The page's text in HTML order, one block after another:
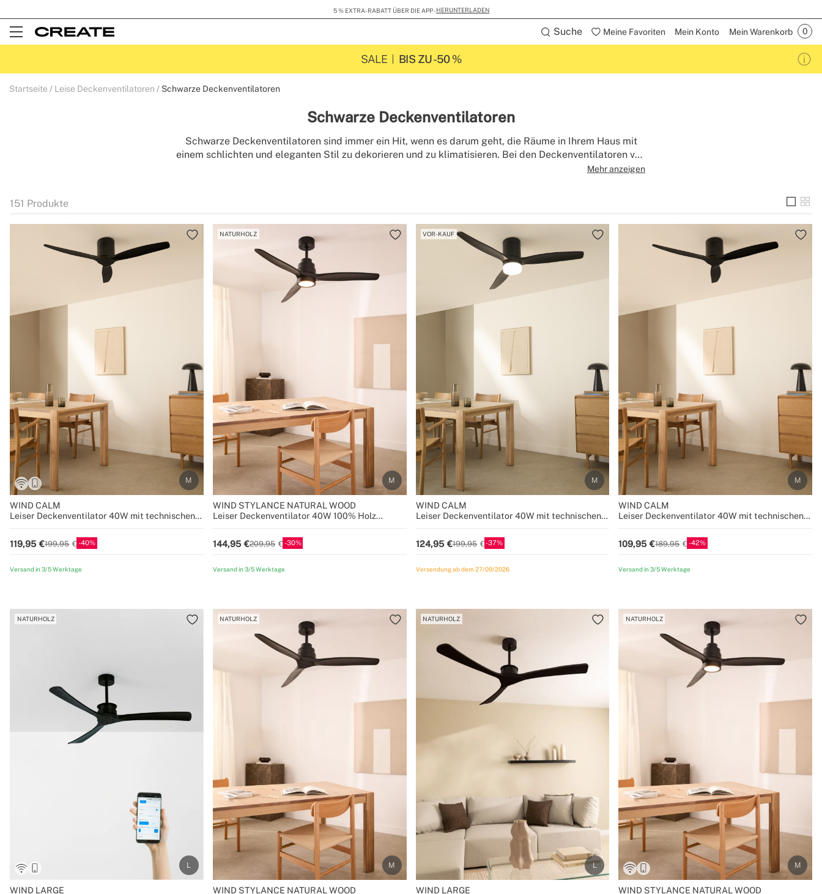
HERUNTERLADEN
Open
Suche Meine Favoriten Mein Konto Mein Warenkorb
SALE BIS ZU -50 %
Startseite Leise Deckenventilatoren Schwarze Deckenventilatoren
Schwarze Deckenventilatoren
Schwarze Deckenventilatoren sind immer ein Hit, wenn es darum geht, die Räume in Ihrem Haus mit
einem schlichten und eleganten Stil zu dekorieren und zu klimatisieren. Bei den Deckenventilatoren von
CREATE können Sie die Farbe Schwarz für den Motor oder die Flügel wählen, um sie an die
und seinem Design mitreißen, erfrischen und erneuern Sie die Luft in Ihrem Zuhause, ohne auf all seine
Eigenschaften zu verzichten.
Mehr anzeigen
151 Produkte
WIND CALM
Leiser Deckenventilator 40W mit technischen
119,95
199,95 40
Versand in 3/5 Werktage
NATURHOLZ
WIND STYLANCE NATURAL WOOD
Leiser Deckenventilator 40W 100% Holz
144,95
209,95 30
Versand in 3/5 Werktage
VOR-KAUF
WIND CALM
Leiser Deckenventilator 40W mit technischen
124,95
199,95 37
Versendung ab dem 27/09/2026
WIND CALM
Leiser Deckenventilator 40W mit technischen
109,95
189,95 42
Versand in 3/5 Werktage
NATURHOLZ
WIND LARGE
NATURHOLZ
WIND STYLANCE NATURAL WOOD
NATURHOLZ
WIND LARGE
NATURHOLZ
WIND STYLANCE NATURAL WOOD